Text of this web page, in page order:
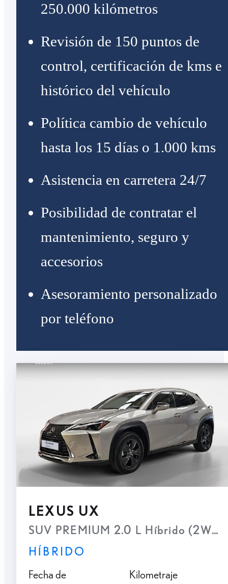
250.000 kilómetros
Revisión de 150 puntos de
control, certificación de kms e
histórico del vehículo
Política cambio de vehículo
hasta los 15 días o 1.000 kms
Asistencia en carretera 24/7
Posibilidad de contratar el
mantenimiento, seguro y
accesorios
Asesoramiento personalizado
por teléfono
LEXUS UX
SUV PREMIUM 2.0 L Híbrido (2WD)
HÍBRIDO
Fecha de
Kilometraje